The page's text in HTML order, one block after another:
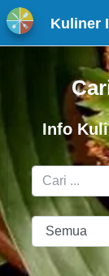
Kuliner
Info